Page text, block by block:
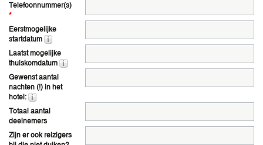
Telefoonnummer(s)
*
Eerstmogelijke
startdatum
Laatst mogelijke
thuiskomdatum
Gewenst aantal
nachten (!) in het
hotel:
Totaal aantal
deelnemers
Zijn er ook reizigers